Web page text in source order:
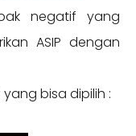
negatif yang
ASIP dengan
bisa dipilih :